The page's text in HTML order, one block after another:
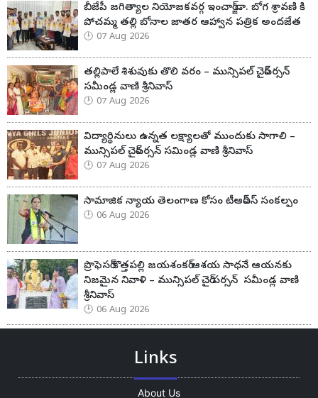
బీజేపీ జగిత్యాల నియోజకవర్గ ఇంచార్జ్ డా. బోగ శ్రావణి కి
పోచమ్మ తల్లి బోనాల జాతర ఆహ్వాన పత్రిక అందజేత
07 Aug 2026
తల్లిపాలే శిశువుకు తొలి వరం – మున్సిపల్ చైర్‌పర్సన్
సమీండ్ల వాణి శ్రీనివాస్
07 Aug 2026
విద్యార్థినులు ఉన్నత లక్ష్యాలతో ముందుకు సాగాలి –
మున్సిపల్ చైర్‌పర్సన్ సమిండ్ల వాణి శ్రీనివాస్
07 Aug 2026
సామాజిక న్యాయ తెలంగాణ కోసం టీఆర్ఎస్ సంకల్పం
06 Aug 2026
ప్రొఫెసర్ కొత్తపల్లి జయశంకర్ ఆశయ సాధనే ఆయనకు
నిజమైన నివాళి – మున్సిపల్ చైర్ పర్సన్ సమీండ్ల వాణి
శ్రీనివాస్
06 Aug 2026
Links
About Us